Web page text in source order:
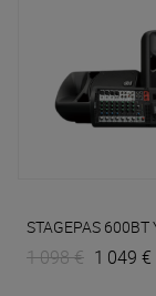
STAGEPAS 600BT
1 098 € 1 049 €